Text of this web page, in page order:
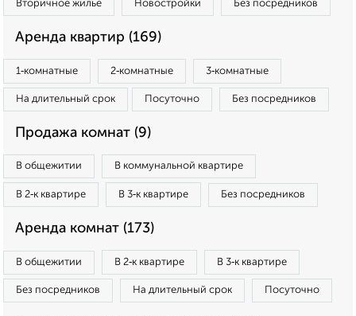
Вторичное жилье Новостройки Без посредников
Аренда квартир (169)
1‑комнатные 2‑комнатные 3‑комнатные
На длительный срок Посуточно Без посредников
Продажа комнат (9)
В общежитии В коммунальной квартире
В 2‑к квартире В 3‑к квартире Без посредников
Аренда комнат (173)
В общежитии В 2‑к квартире В 3‑к квартире
Без посредников На длительный срок Посуточно